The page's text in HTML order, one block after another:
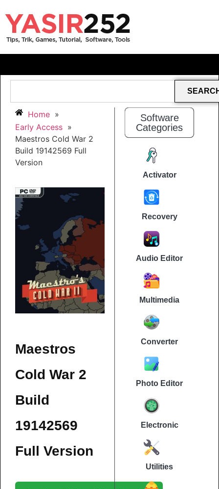
Home »
Early Access »
Maestros Cold War 2
Build 19142569 Full
Version
Maestros
Cold War 2
Build
19142569
Full Version
Software
Categories
Activator
Recovery
Audio Editor
Multimedia
Converter
Photo Editor
Electronic
Utilities